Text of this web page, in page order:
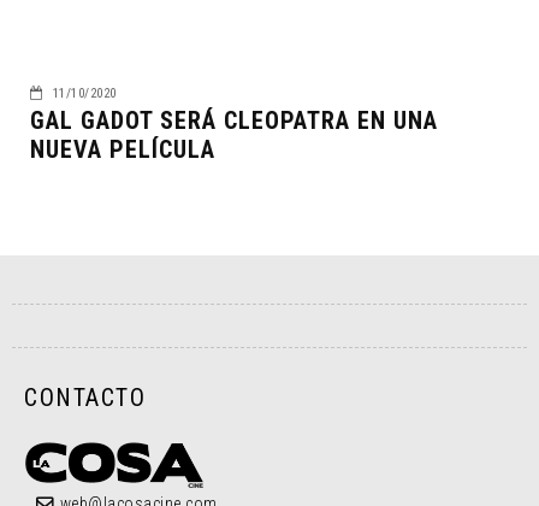
11/10/2020
GAL GADOT SERÁ CLEOPATRA EN UNA
NUEVA PELÍCULA
CONTACTO